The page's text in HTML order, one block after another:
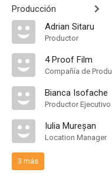
Producción
Adrian Sitaru
Productor
4 Proof Film
Bianca Isofache
Productor Ejecutivo
Iulia Mureșan
Location Manager
3 más